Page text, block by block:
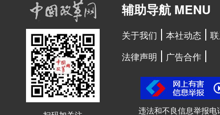
辅助导航 MENU
关于我们 本社动态
法律声明
广告合作
违法和不良信息举报电